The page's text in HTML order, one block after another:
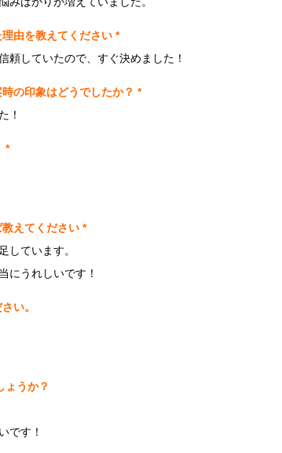
由を教えてください *
頼していたので、すぐ決めました！
の印象はどうでしたか？ *
！
*
えてください *
しています。
にうれしいです！
い。
ょうか？
です！